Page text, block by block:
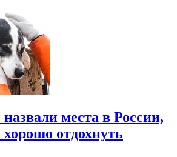
места в России,
отдохнуть